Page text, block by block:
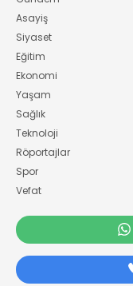
Asayiş
Siyaset
Eğitim
Ekonomi
Yaşam
Sağlık
Teknoloji
Röportajlar
Spor
Vefat